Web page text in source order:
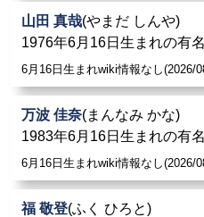
山田 真哉(やまだ しんや)
1976年6月16日生まれの有
6月16日生まれwiki情報なし(2026/
万波 佳奈(まんなみ かな)
1983年6月16日生まれの有
6月16日生まれwiki情報なし(2026/
福 敬登(ふく ひろと)